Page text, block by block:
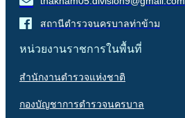
สถานีตำรวจนครบาลท่าข้าม
หน่วยงานราชการในพื้นที่
สำนักงานตำรวจแห่งชาติ
กองบัญชาการตำรวจนครบาล